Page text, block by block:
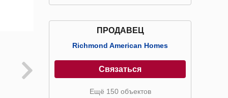
ПРОДАВЕЦ
Richmond American Homes
Связаться
Ещё 150 объектов